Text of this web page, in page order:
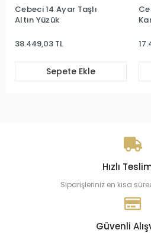
Cebeci 14 Ayar Taşlı
Altın Yüzük
38.449,03 TL
Sepete Ekle
Hızlı
Siparişleriniz en kısa
Güvenli